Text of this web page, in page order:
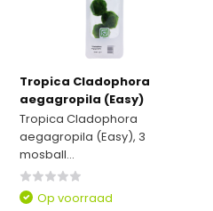
Tropica Cladophora
aegagropila (Easy)
Tropica Cladophora
aegagropila (Easy), 3
mosball...
Op voorraad